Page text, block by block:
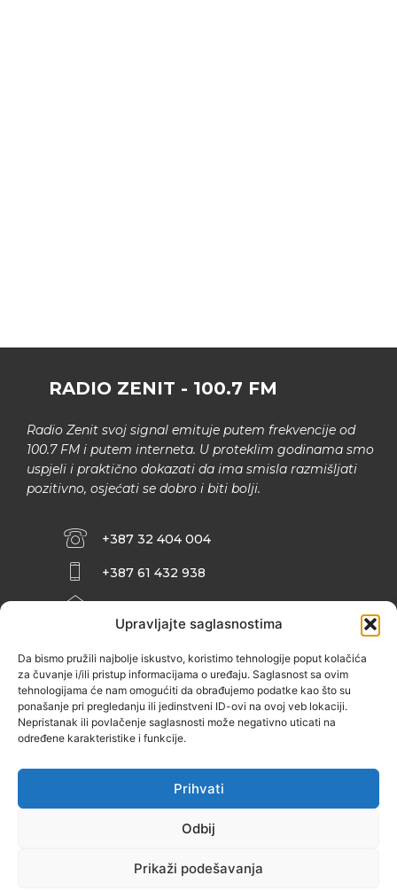
Upravljajte saglasnostima
Da bismo pružili najbolje iskustvo, koristimo tehnologije poput kolačića
za čuvanje i/ili pristup informacijama o uređaju. Saglasnost sa ovim
tehnologijama će nam omogućiti da obrađujemo podatke kao što su
ponašanje pri pregledanju ili jedinstveni ID-ovi na ovoj veb lokaciji.
Nepristanak ili povlačenje saglasnosti može negativno uticati na
određene karakteristike i funkcije.
Prihvati
Odbij
Prikaži podešavanja
RADIO ZENIT - 100.7 FM
Radio Zenit svoj signal emituje putem frekvencije od
100.7 FM i putem interneta. U proteklim godinama smo
uspjeli i praktično dokazati da ima smisla razmišljati
pozitivno, osjećati se dobro i biti bolji.
+387 32 404 004
+387 61 432 938
INFO@ZENIT.BA
ZENIČANKA, 3. SPRAT), 72000 ZENICA